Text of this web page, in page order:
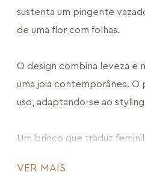
sustenta um pingente
de uma flor com folhas.
O design combina leveza e
uma joia contemporânea.
uso, adaptando-se ao
Um brinco que traduz
CÓDIGO: MD297B.RN
VER MAIS